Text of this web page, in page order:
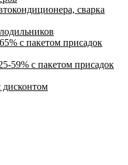
сварка
с пакетом присадок
59% с пакетом присадок